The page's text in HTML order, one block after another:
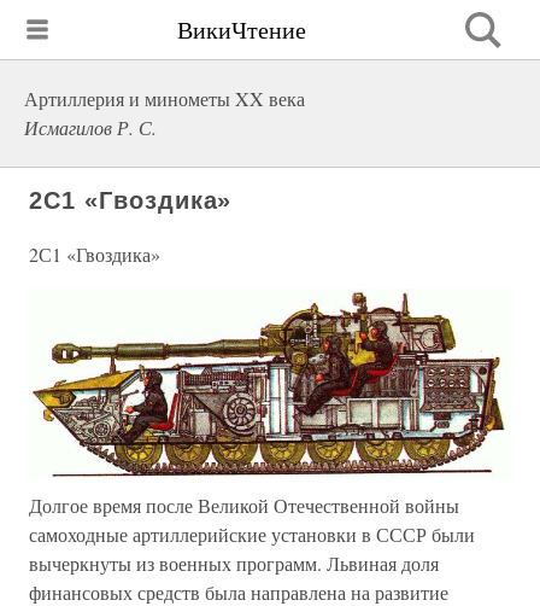
ВикиЧтение
Артиллерия и минометы XX века
Исмагилов Р. С.
2С1 «Гвоздика»
2С1 «Гвоздика»
Долгое время после Великой Отечественной войны
самоходные артиллерийские установки в СССР были
вычеркнуты из военных программ. Львиная доля
финансовых средств была направлена на развитие